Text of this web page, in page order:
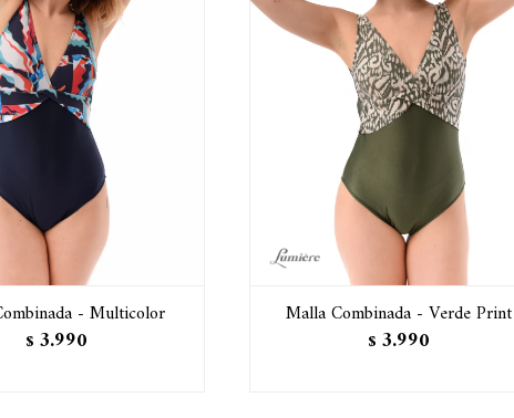
- Multicolor
$ 3.990
Malla Combinada - Verde Print
$ 3.990